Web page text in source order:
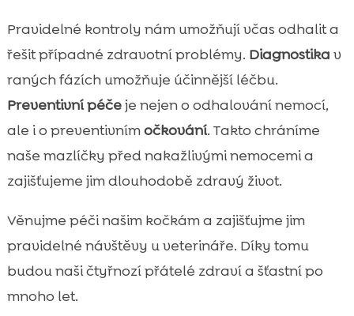
Pravidelné kontroly nám umožňují včas odhalit a
řešit případné zdravotní problémy. Diagnostika v
raných fázích umožňuje účinnější léčbu.
Preventivní péčeje nejen o odhalování nemocí,
ale i o preventivnímočkování. Takto chráníme
naše mazlíčky před nakažlivými nemocemi a
zajišťujeme jim dlouhodobě zdravý život.
Věnujme péči našim kočkám a zajišťujme jim
pravidelné návštěvy u veterináře. Díky tomu
budou naši čtyřnozí přátelé zdraví a šťastní po
mnoho let.